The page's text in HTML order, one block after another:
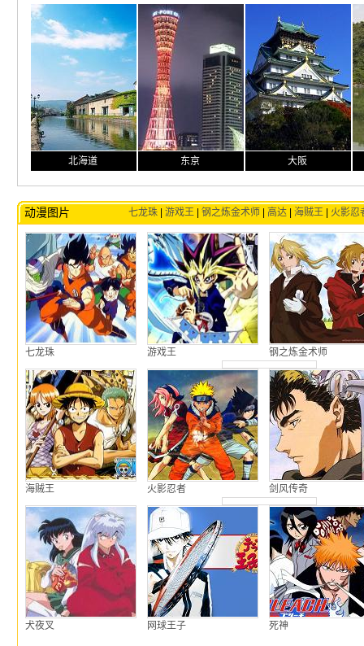
北海道 东京 大阪
动漫图片 七龙珠 |游戏王 |钢之炼金术师 高达 |海贼王 火影忍
七龙珠 游戏王 钢之炼金术师
海贼王 火影忍者 剑风传奇
犬夜叉 网球王子 死神